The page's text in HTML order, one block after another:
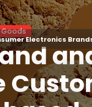
Electronics